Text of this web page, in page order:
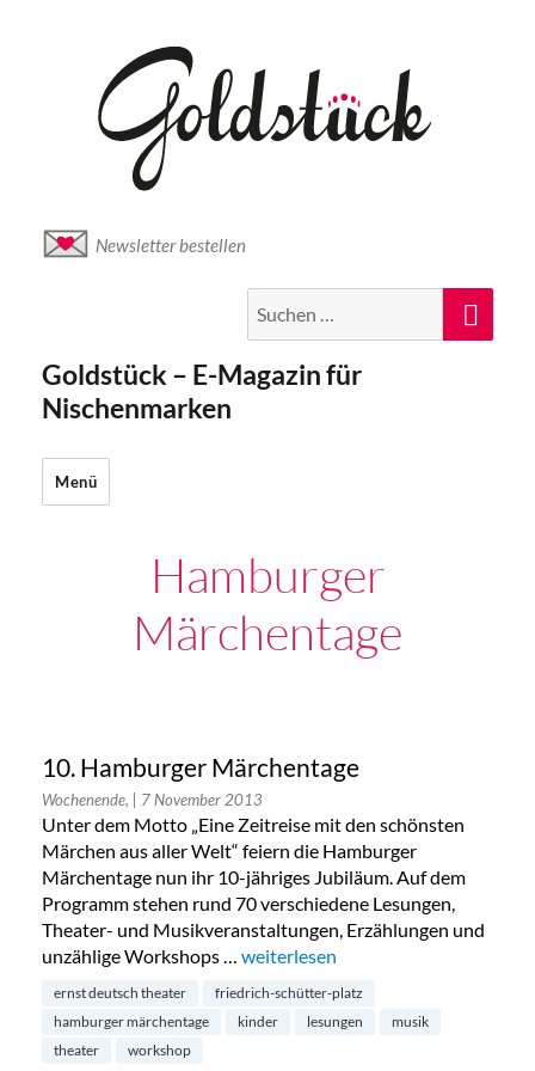
Newsletter bestellen
nach:
Goldstück – E-Magazin für
Nischenmarken
Menü
Hamburger
Märchentage
10. Hamburger Märchentage
Wochenende, | 7 November 2013
Unter dem Motto „Eine Zeitreise mit den schönsten
Märchen aus aller Welt“ feiern die Hamburger
Märchentage nun ihr 10-jähriges Jubiläum. Auf dem
Programm stehen rund 70 verschiedene Lesungen,
Theater- und Musikveranstaltungen, Erzählungen und
unzählige Workshops … „10. Hamburger Märchentage“
weiterlesen
ernst deutsch theater
friedrich-schütter-platz
hamburger märchentage
kinder lesungen
musik
theater
workshop